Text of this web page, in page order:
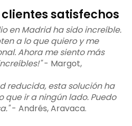
satisfechos
en Madrid ha sido increíble.
a lo que quiero y me
Ahora me siento más
- Margot,
reducida, esta solución ha
que ir a ningún lado. Puedo
- Andrés, Aravaca.